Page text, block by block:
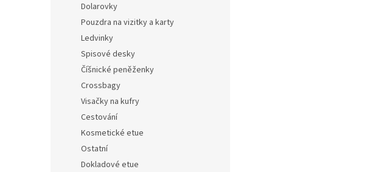
Dolarovky
Pouzdra na vizitky a karty
Ledvinky
Spisové desky
Číšnické peněženky
Crossbagy
Visačky na kufry
Cestování
Kosmetické etue
Ostatní
Dokladové etue